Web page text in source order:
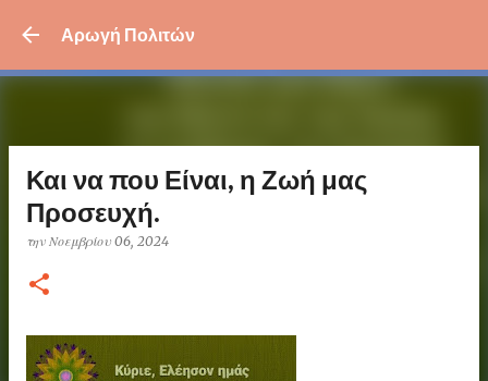
Αρωγή Πολιτών
Και να που Είναι, η Ζωή μας
Προσευχή.
την Νοεμβρίου 06, 2024